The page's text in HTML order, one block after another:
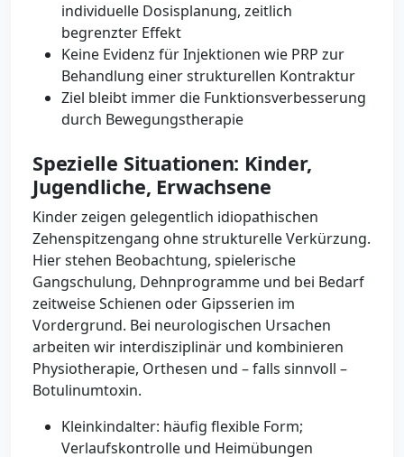
individuelle Dosisplanung, zeitlich
begrenzter Effekt
Keine Evidenz für Injektionen wie PRP zur
Behandlung einer strukturellen Kontraktur
Ziel bleibt immer die Funktionsverbesserung
durch Bewegungstherapie
Spezielle Situationen: Kinder,
Jugendliche, Erwachsene
Kinder zeigen gelegentlich idiopathischen
Zehenspitzengang ohne strukturelle Verkürzung.
Hier stehen Beobachtung, spielerische
Gangschulung, Dehnprogramme und bei Bedarf
zeitweise Schienen oder Gipsserien im
Vordergrund. Bei neurologischen Ursachen
arbeiten wir interdisziplinär und kombinieren
Physiotherapie, Orthesen und – falls sinnvoll –
Botulinumtoxin.
Kleinkindalter: häufig flexible Form;
Verlaufskontrolle und Heimübungen